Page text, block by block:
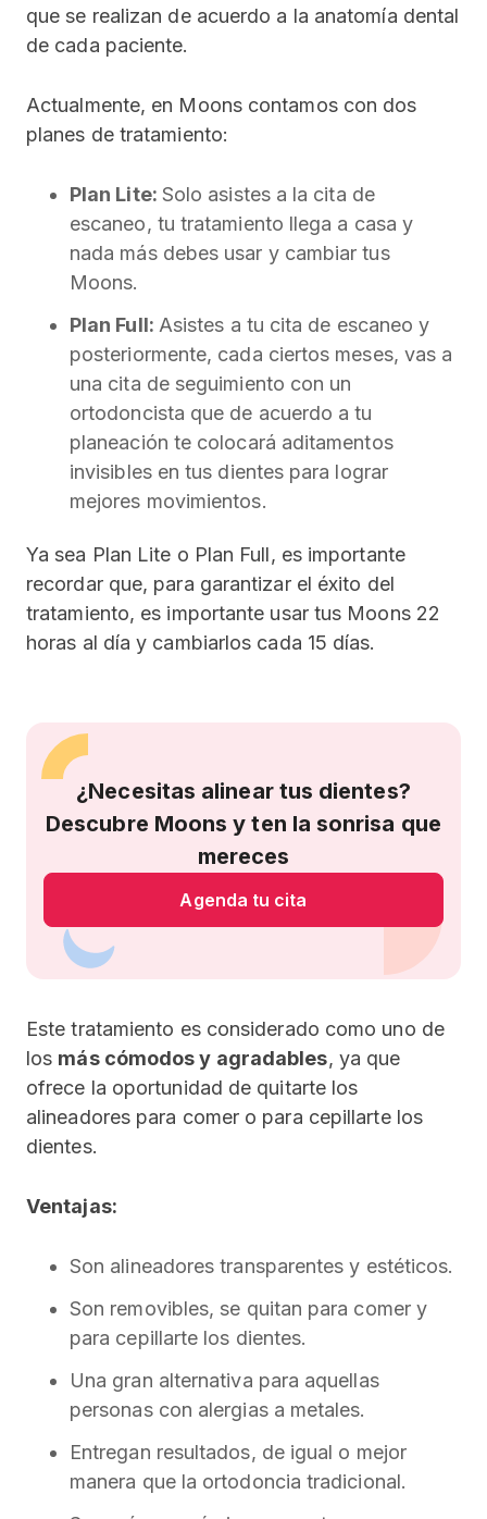
que se realizan de acuerdo a la anatomía dental
de cada paciente.
Actualmente, en Moons contamos con dos
planes de tratamiento:
Plan Lite: Solo asistes a la cita de
escaneo, tu tratamiento llega a casa y
nada más debes usar y cambiar tus
Moons.
Plan Full: Asistes a tu cita de escaneo y
posteriormente, cada ciertos meses, vas a
una cita de seguimiento con un
ortodoncista que de acuerdo a tu
planeación te colocará aditamentos
invisibles en tus dientes para lograr
mejores movimientos.
Ya sea Plan Lite o Plan Full, es importante
recordar que, para garantizar el éxito del
tratamiento, es importante usar tus Moons 22
horas al día y cambiarlos cada 15 días.
¿Necesitas alinear tus dientes?
Descubre Moons y ten la sonrisa que
mereces
Agenda tu cita
Este tratamiento es considerado como uno de
los más cómodos y agradables, ya que
ofrece la oportunidad de quitarte los
alineadores para comer o para cepillarte los
dientes.
Ventajas:
Son alineadores transparentes y estéticos.
Son removibles, se quitan para comer y
para cepillarte los dientes.
Una gran alternativa para aquellas
personas con alergias a metales.
Entregan resultados, de igual o mejor
manera que la ortodoncia tradicional.